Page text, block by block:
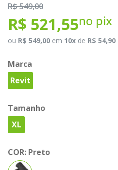
R$ 549,00
R$ 521,55no pix
ou R$ 549,00 em 10x de R$ 54,90
Marca
Revit
Tamanho
XL
COR: Preto